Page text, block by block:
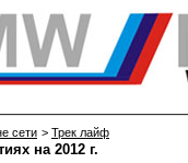
сети > Трек лайф
на 2012 г.